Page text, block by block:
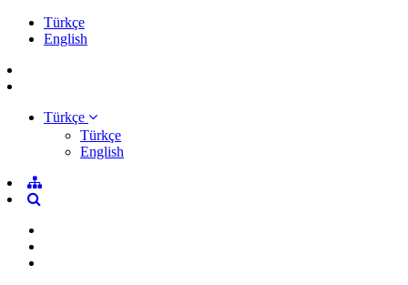
Türkçe
English
Türkçe
Türkçe
English